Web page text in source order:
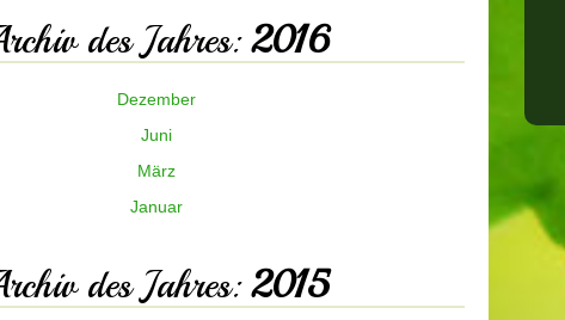
des Jahres:2016
Dezember
Juni
März
Januar
des Jahres:2015